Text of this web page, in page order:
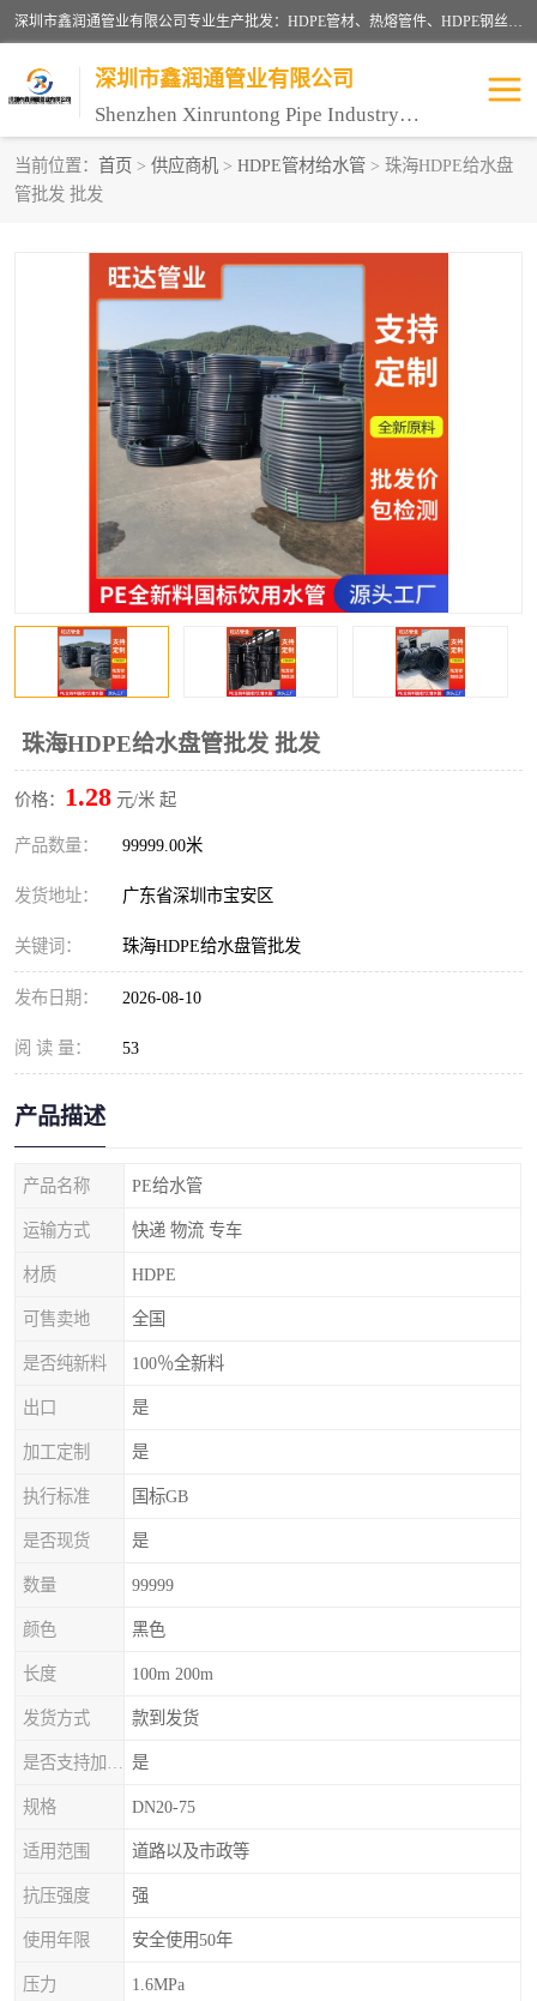
深圳市鑫润通管业有限公司专业生产批发：HDPE管材、热熔管件、HDPE钢丝骨架管、电熔管件、HDPE双壁波纹管、MPP电力管、井盖、PVC管材管件、PPR管材管件等；公司自创建以来，始终秉承“团结、务实、创新、守信”的服务宗旨，凭借专业的服务以及多年的勤奋拼搏，发展成为一家专业销售各种管材管件，绝缘电工套管及配件等系列产品的贸易公司。
深圳市鑫润通管业有限公司
Shenzhen Xinruntong Pipe Industry Co., Ltd
当前位置： 首页 > 供应商机 > HDPE管材给水管 > 珠海HDPE给水盘
管批发 批发
珠海HDPE给水盘管批发 批发
价格： 1.28 元/米 起
产品数量： 99999.00米
发货地址： 广东省深圳市宝安区
关键词： 珠海HDPE给水盘管批发
发布日期： 2026-08-10
阅 读 量： 53
产品描述
产品名称 PE给水管
运输方式 快递 物流 专车
材质 HDPE
可售卖地 全国
是否纯新料 100％全新料
出口 是
加工定制 是
执行标准 国标GB
是否现货 是
数量 99999
颜色 黑色
长度 100m 200m
发货方式 款到发货
是
规格 DN20-75
适用范围 道路以及市政等
抗压强度 强
使用年限 安全使用50年
压力 1.6MPa
HDPE管材给水管
HDPE双壁波纹管 HDPE电力通讯管
MPP电力通信管
联塑PVC管 联塑PPR管
联塑PE管 联塑家装红蓝线管